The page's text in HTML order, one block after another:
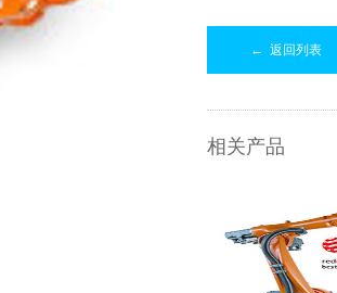
← 返回列表
相关产品